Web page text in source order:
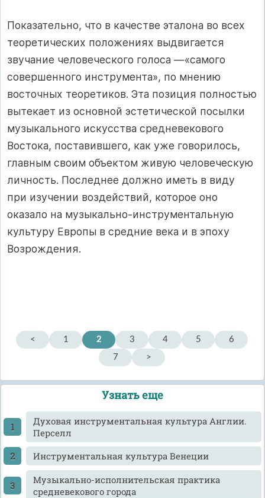
Показательно, что в качестве эталона во всех
теоретических положениях выдвигается
звучание человеческого голоса —«самого
совершенного инструмента», по мнению
восточных теоретиков. Эта позиция полностью
вытекает из основной эстетической посылки
музыкального искусства средневекового
Востока, поставившего, как уже говорилось,
главным своим объектом живую человеческую
личность. Последнее должно иметь в виду
при изучении воздействий, которое оно
оказало на музыкально-инструментальную
культуру Европы в средние века и в эпоху
Возрождения.
< 1 2 3 4 5
6
7
>
Узнать еще
Духовая инструментальная культура Англии.
Перселл
Инструментальная культура Венеции
Музыкально-исполнительская практика
средневекового города